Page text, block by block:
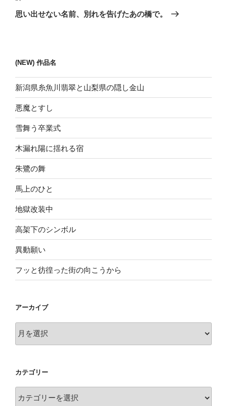
ゲ
ン
の
思い出せない名前、別れを告げたあの橋で。
(NEW) 作品名
新潟県糸魚川翡翠と山梨県の隠し金山
悪魔とすし
雪舞う卒業式
木漏れ陽に揺れる宿
朱鷺の舞
馬上のひと
地獄改装中
高架下のシンボル
異動願い
フッと彷徨った街の向こうから
アーカイブ
ー
ブ
カテゴリー